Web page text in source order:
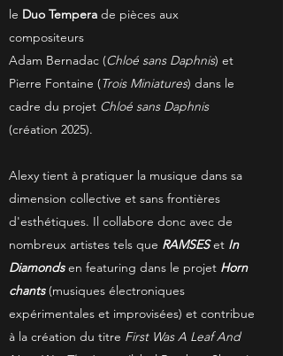
le Duo Tempera de pièces aux
compositeurs
Adam Bernadac (Chloé sans Daphnis) et
Pierre Fontaine (TroisMiniatures) dans le
cadre du projet Chloé sans Daphnis
(création 2025).
Alexy tient à pratiquer la musique dans sa
dimension collective et sans frontières
d'esthétiques. Il collabore donc avec de
nombreux artistes tels que RAMSESet In
Diamondsen featuring dans le projet Horn
chants (musiques électroniques
expérimentales et improvisées) et contribue
à la création du titre First Was A Leaf And